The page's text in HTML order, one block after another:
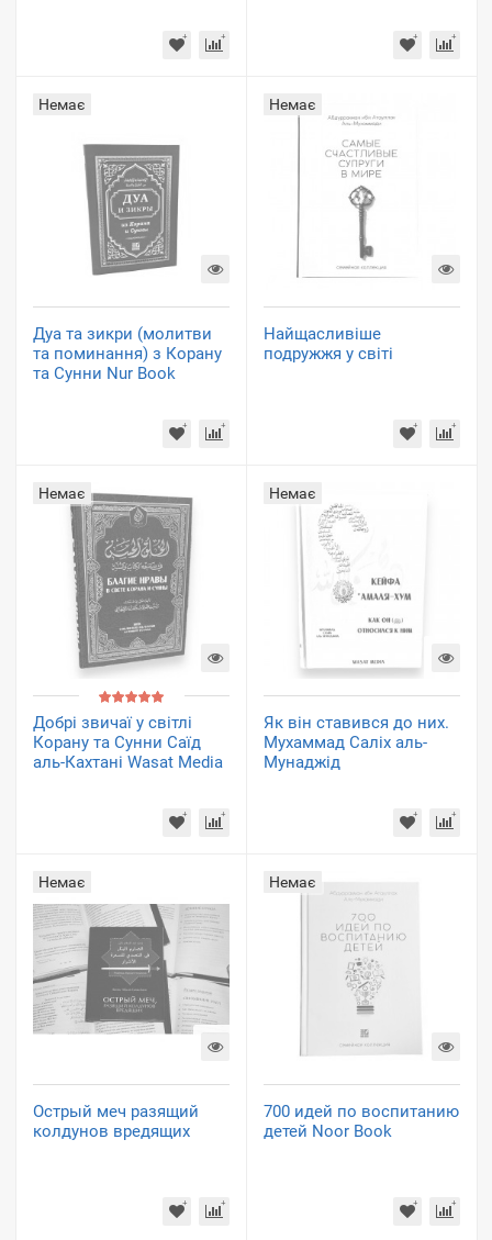
Немає
Дуа та зикри (молитви
та поминання) з Корану
та Сунни Nur Book
Немає
Найщасливіше
подружжя у світі
Немає
Добрі звичаї у світлі
Корану та Сунни Саїд
аль-Кахтані Wasat Media
Немає
Як він ставився до них.
Мухаммад Саліх аль-
Мунаджід
Немає
Острый меч разящий
колдунов вредящих
Немає
700 идей по воспитанию
детей Noor Book